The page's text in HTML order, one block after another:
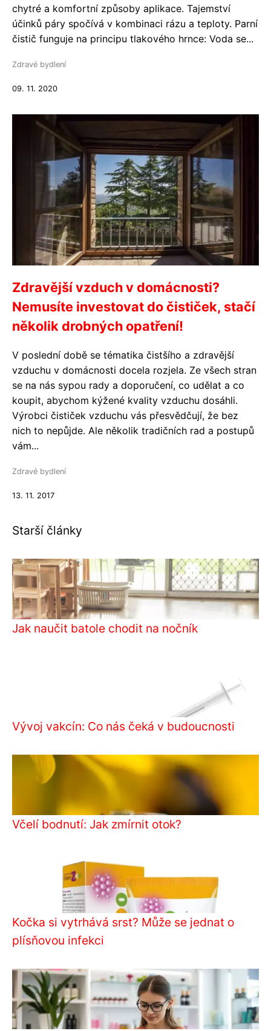
chytré a komfortní způsoby aplikace. Tajemství
účinků páry spočívá v kombinaci rázu a teploty. Parní
čistič funguje na principu tlakového hrnce: Voda se...
Zdravé bydlení
09. 11. 2020
Zdravější vzduch v domácnosti?
Nemusíte investovat do čističek, stačí
několik drobných opatření!
V poslední době se tématika čistšího a zdravější
vzduchu v domácnosti docela rozjela. Ze všech stran
se na nás sypou rady a doporučení, co udělat a co
koupit, abychom kýžené kvality vzduchu dosáhli.
Výrobci čističek vzduchu vás přesvědčují, že bez
nich to nepůjde. Ale několik tradičních rad a postupů
vám...
Zdravé bydlení
13. 11. 2017
Starší články
Jak naučit batole chodit na nočník
Vývoj vakcín: Co nás čeká v budoucnosti
Včelí bodnutí: Jak zmírnit otok?
Kočka si vytrhává srst? Může se jednat o
plísňovou infekci